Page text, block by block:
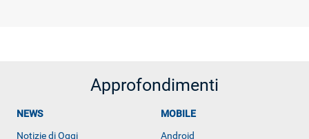
Approfondimenti
NEWS
Notizie di Oggi
MOBILE
Android